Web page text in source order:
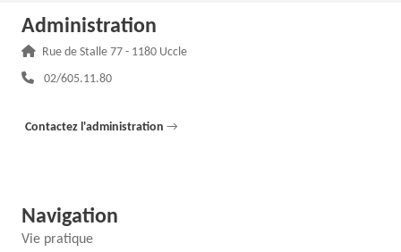
Administration
Adresse :
Rue de Stalle 77 - 1180 Uccle
Téléphone :
02/605.11.80
Contactez l'administration →
Navigation
Vie pratique